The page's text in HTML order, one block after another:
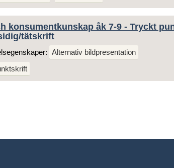
konsumentkunskap åk 7-9 - Tryckt
tätskrift
Alternativ bildpresentation